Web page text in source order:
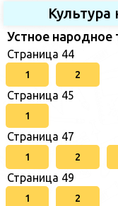
Культура
Устное народное
Страница 44
1 2
Страница 45
1
Страница 47
1 2
Страница 49
1 2